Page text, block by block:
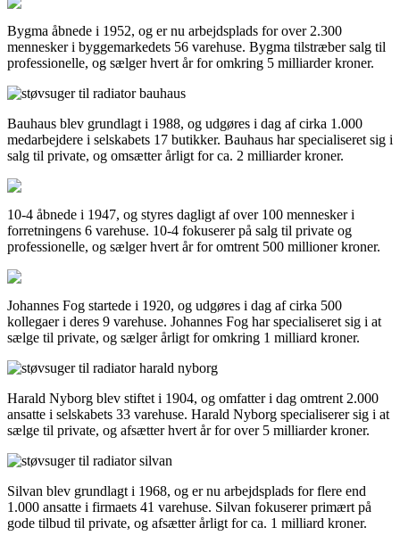
Bygma åbnede i 1952, og er nu arbejdsplads for over 2.300
mennesker i byggemarkedets 56 varehuse. Bygma tilstræber salg til
professionelle, og sælger hvert år for omkring 5 milliarder kroner.
Bauhaus blev grundlagt i 1988, og udgøres i dag af cirka 1.000
medarbejdere i selskabets 17 butikker. Bauhaus har specialiseret sig i
salg til private, og omsætter årligt for ca. 2 milliarder kroner.
10-4 åbnede i 1947, og styres dagligt af over 100 mennesker i
forretningens 6 varehuse. 10-4 fokuserer på salg til private og
professionelle, og sælger hvert år for omtrent 500 millioner kroner.
Johannes Fog startede i 1920, og udgøres i dag af cirka 500
kollegaer i deres 9 varehuse. Johannes Fog har specialiseret sig i at
sælge til private, og sælger årligt for omkring 1 milliard kroner.
Harald Nyborg blev stiftet i 1904, og omfatter i dag omtrent 2.000
ansatte i selskabets 33 varehuse. Harald Nyborg specialiserer sig i at
sælge til private, og afsætter hvert år for over 5 milliarder kroner.
Silvan blev grundlagt i 1968, og er nu arbejdsplads for flere end
1.000 ansatte i firmaets 41 varehuse. Silvan fokuserer primært på
gode tilbud til private, og afsætter årligt for ca. 1 milliard kroner.